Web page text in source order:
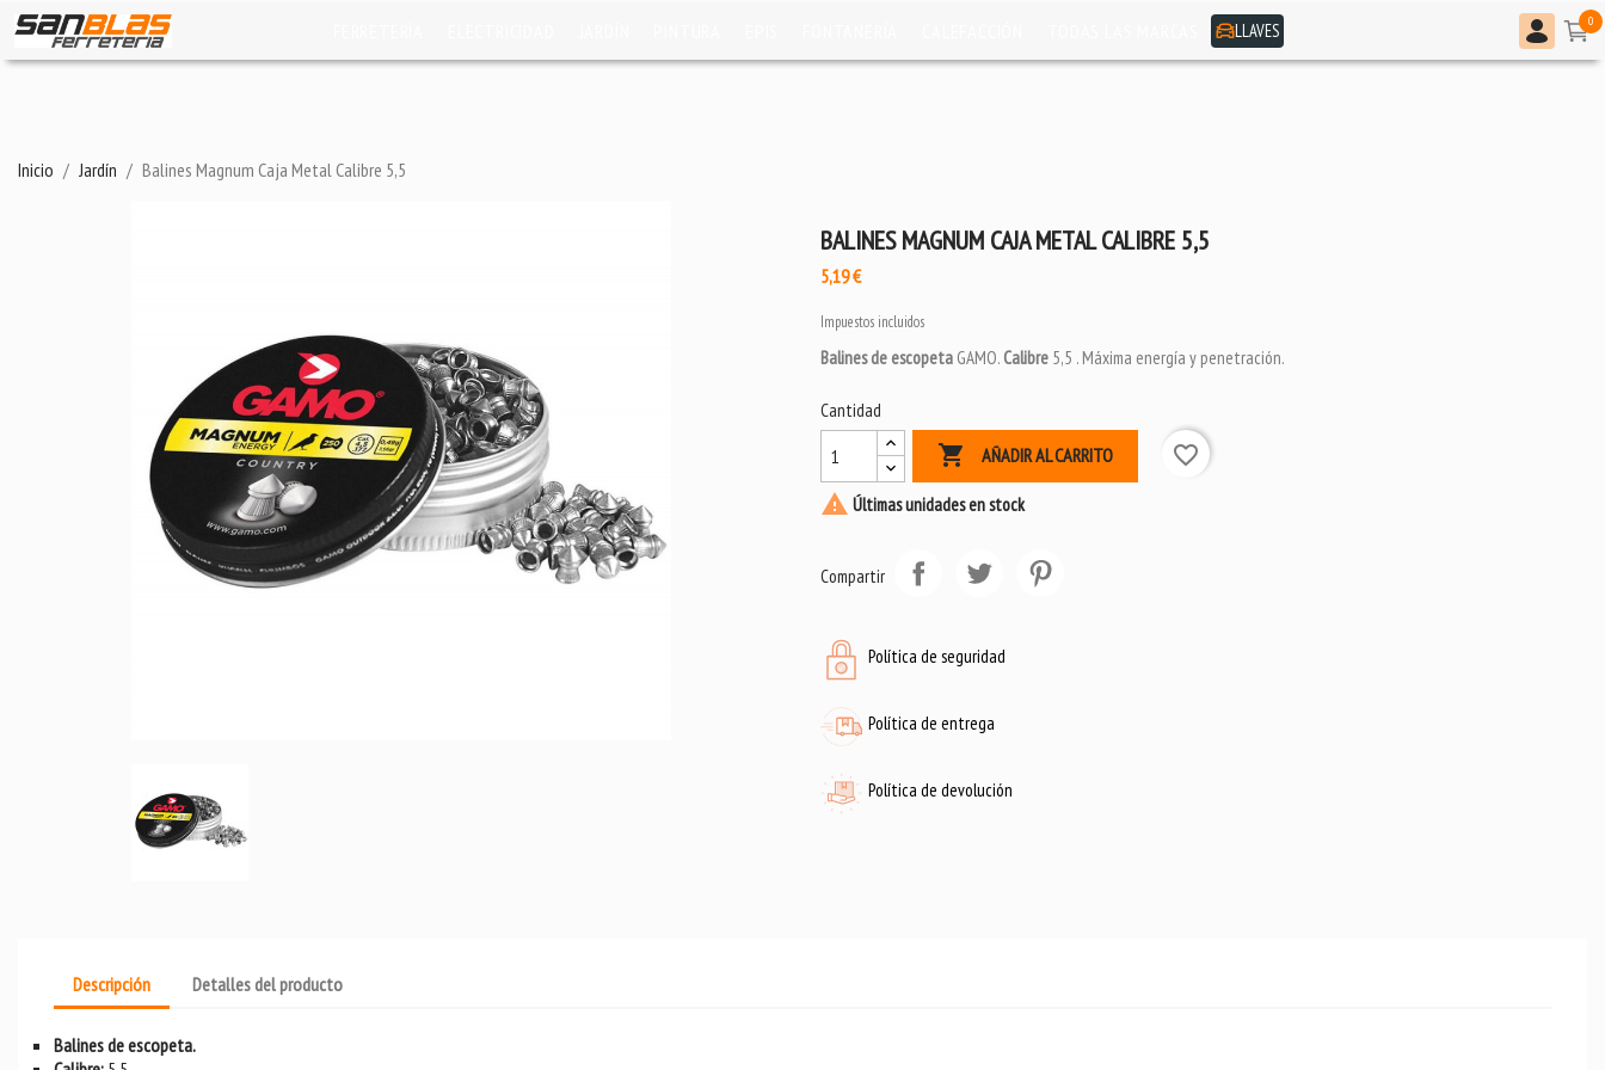
LLAVES 0
Inicio Jardín Balines Magnum Caja Metal Calibre 5,5
BALINES MAGNUM CAJA METAL CALIBRE 5,5
5,19 €
Impuestos incluidos
Balines de escopeta GAMO. Calibre 5,5 . Máxima energía y penetración.
Cantidad
 AÑADIR AL CARRITO
favorite_border
 Últimas unidades en stock
Compartir
Política de seguridad
Política de entrega
Política de devolución
Descripción Detalles del producto
Balines de escopeta.